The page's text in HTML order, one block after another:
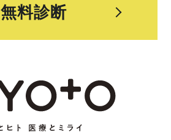
無料診断